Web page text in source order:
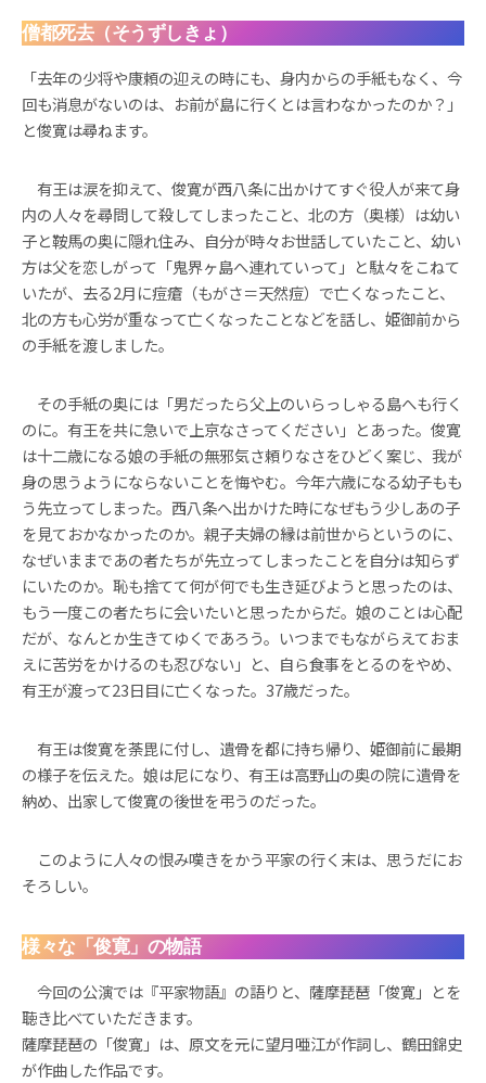
僧都死去（そうずしきょ）
「去年の少将や康頼の迎えの時にも、身内からの手紙もなく、今
回も消息がないのは、お前が島に行くとは言わなかったのか？」
と俊寛は尋ねます。
有王は涙を抑えて、俊寛が西八条に出かけてすぐ役人が来て身
内の人々を尋問して殺してしまったこと、北の方（奥様）は幼い
子と鞍馬の奥に隠れ住み、自分が時々お世話していたこと、幼い
方は父を恋しがって「鬼界ヶ島へ連れていって」と駄々をこねて
いたが、去る2月に痘瘡（もがさ＝天然痘）で亡くなったこと、
北の方も心労が重なって亡くなったことなどを話し、姫御前から
の手紙を渡しました。
その手紙の奥には「男だったら父上のいらっしゃる島へも行く
のに。有王を共に急いで上京なさってください」とあった。俊寛
は十二歳になる娘の手紙の無邪気さ頼りなさをひどく案じ、我が
身の思うようにならないことを悔やむ。今年六歳になる幼子もも
う先立ってしまった。西八条へ出かけた時になぜもう少しあの子
を見ておかなかったのか。親子夫婦の縁は前世からというのに、
なぜいままであの者たちが先立ってしまったことを自分は知らず
にいたのか。恥も捨てて何が何でも生き延びようと思ったのは、
もう一度この者たちに会いたいと思ったからだ。娘のことは心配
だが、なんとか生きてゆくであろう。いつまでもながらえておま
えに苦労をかけるのも忍びない」と、自ら食事をとるのをやめ、
有王が渡って23日目に亡くなった。37歳だった。
有王は俊寛を荼毘に付し、遺骨を都に持ち帰り、姫御前に最期
の様子を伝えた。娘は尼になり、有王は高野山の奥の院に遺骨を
納め、出家して俊寛の後世を弔うのだった。
このように人々の恨み嘆きをかう平家の行く末は、思うだにお
そろしい。
様々な「俊寛」の物語
今回の公演では『平家物語』の語りと、薩摩琵琶「俊寛」とを
聴き比べていただきます。
薩摩琵琶の「俊寛」は、原文を元に望月唖江が作詞し、鶴田錦史
が作曲した作品です。